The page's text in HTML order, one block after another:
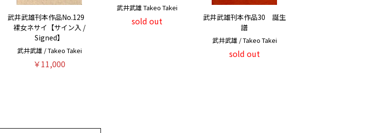
武井武雄刊本作品No.129
裸女ネサイ【サイン入 /
Signed】
武井武雄 / Takeo Takei
￥11,000
武井武雄 Takeo Takei
sold out
武井武雄刊本作品30 誕生
譜
武井武雄 / Takeo Takei
sold out